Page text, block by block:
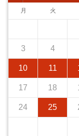
月 火
3 4
10 11
17 18
24 25